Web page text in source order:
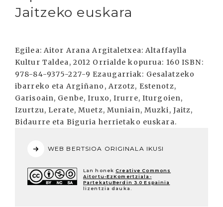
Jaitzeko euskara
Egilea: Aitor Arana Argitaletxea: Altaffaylla
Kultur Taldea, 2012 Orrialde kopurua: 160 ISBN:
978-84-9375-227-9 Ezaugarriak: Gesalatzeko
ibarreko eta Argiñano, Arzotz, Estenotz,
Garisoain, Genbe, Iruxo, Irurre, Iturgoien,
Izurtzu, Lerate, Muetz, Muniain, Muzki, Jaitz,
Bidaurre eta Biguria herrietako euskara.
WEB BERTSIOA ORIGINALA IKUSI
Lan honek Creative Commons
Aitortu-EzKomertziala-
PartekatuBerdin 3.0 Espainia
lizentzia dauka.